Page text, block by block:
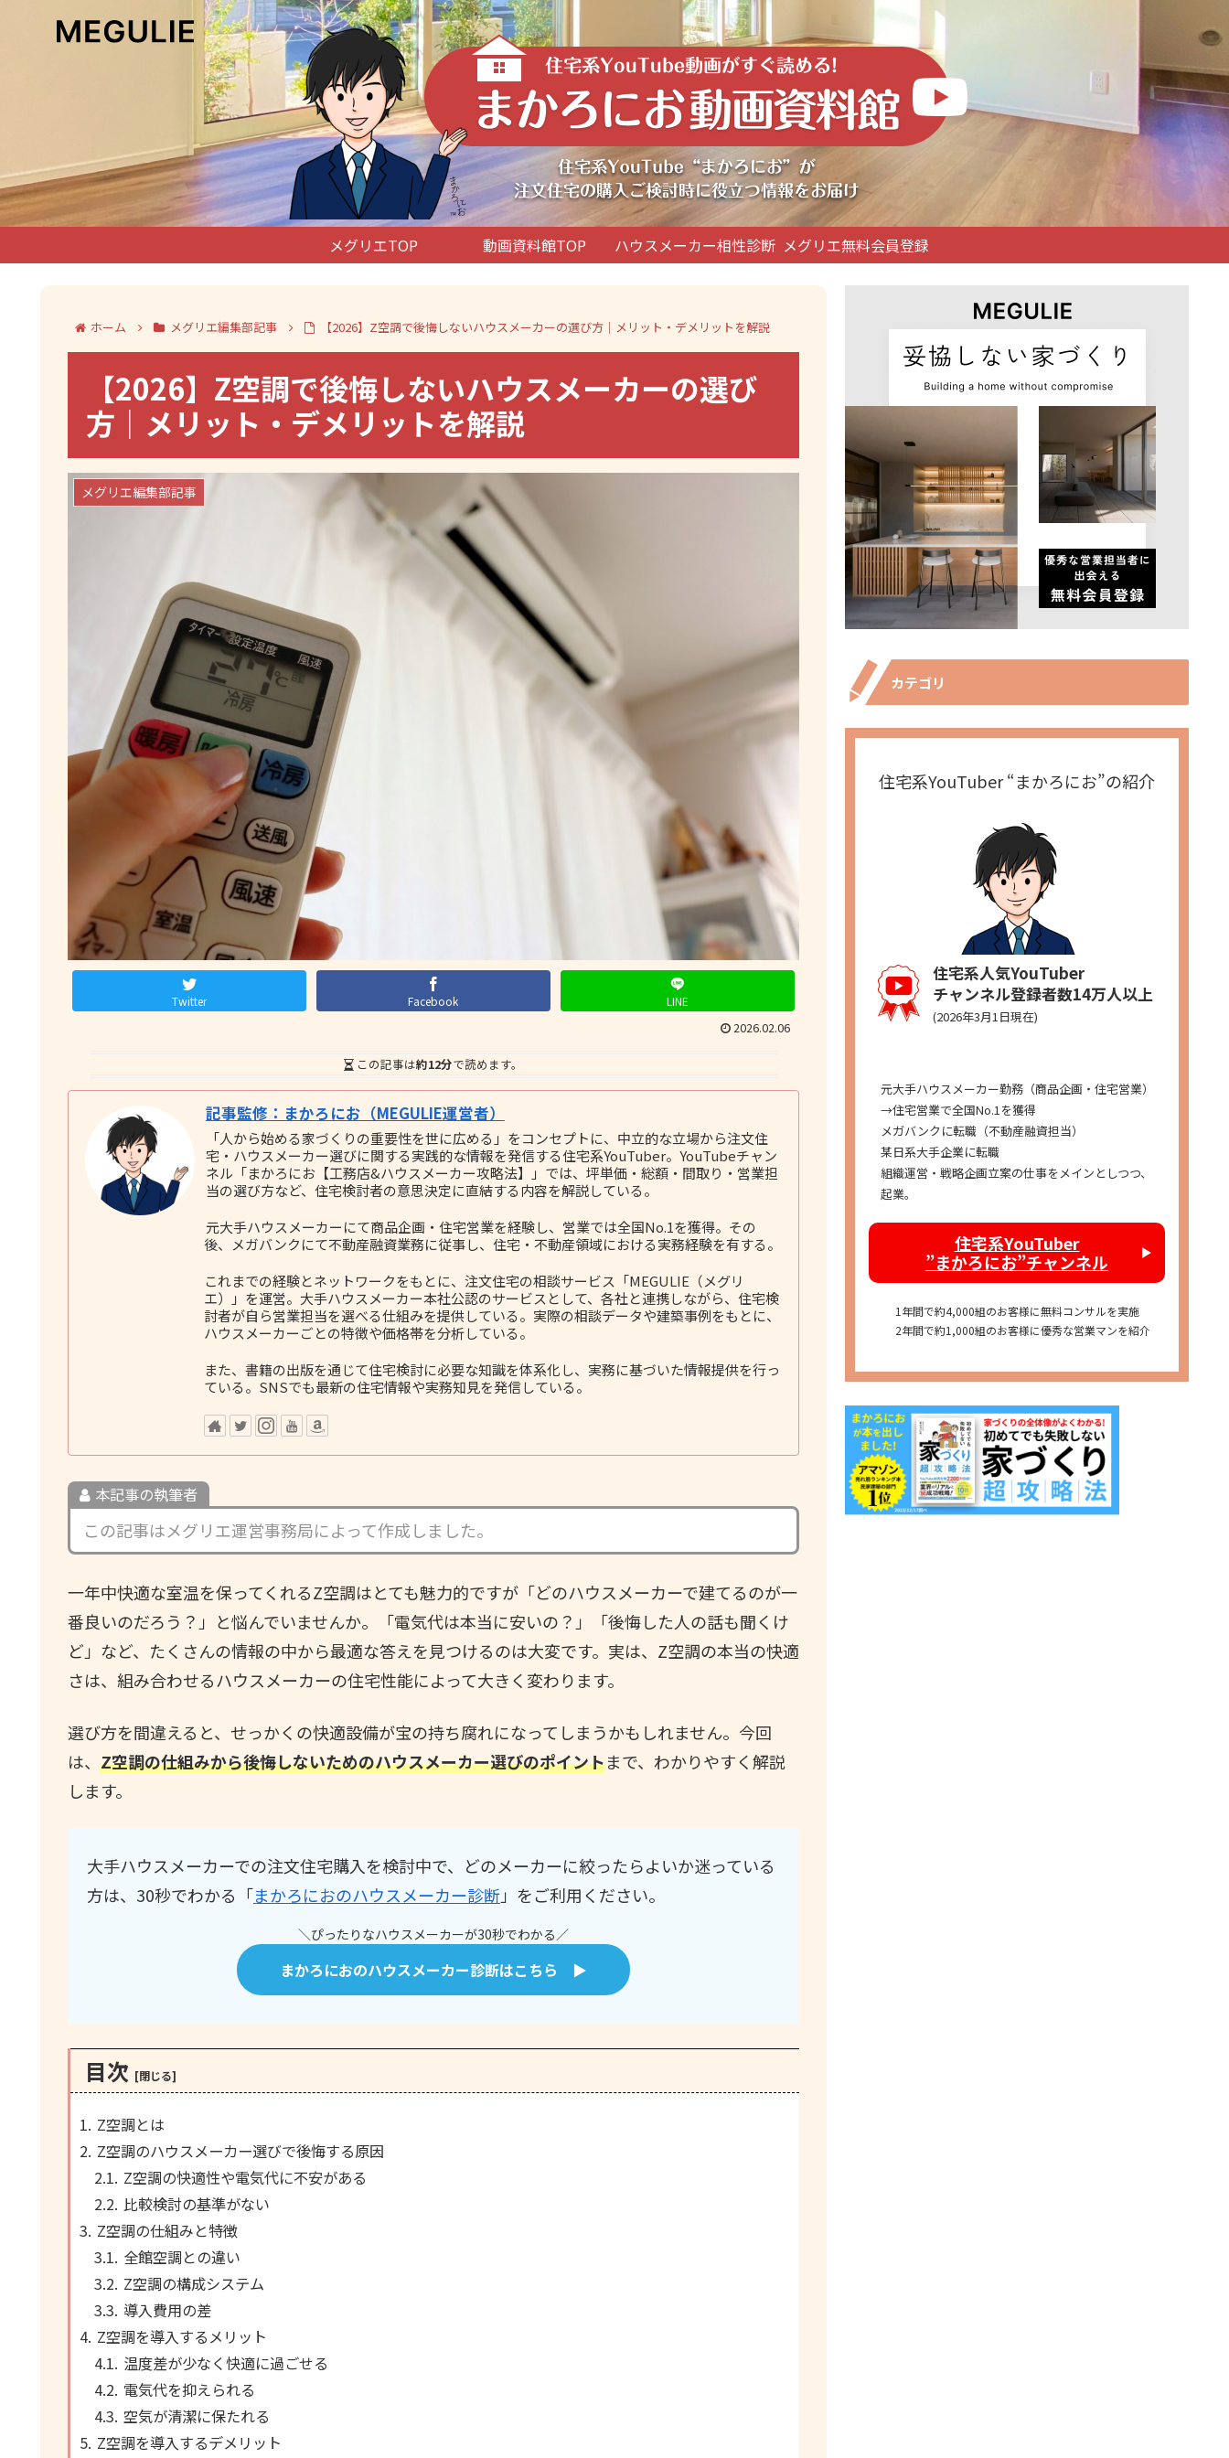
メグリエTOP 動画資料館TOP ハウスメーカー相性診断 メグリエ無料会員登録
ホーム メグリエ編集部記事 【2026】Z空調で後悔しないハウスメーカーの選び方｜メリット・デメリットを解説
【2026】Z空調で後悔しないハウスメーカーの選び
方｜メリット・デメリットを解説
メグリエ編集部記事
Twitter Facebook LINE
2026.02.06
この記事は約12分で読めます。
記事監修：まかろにお（MEGULIE運営者）
「人から始める家づくりの重要性を世に広める」をコンセプトに、中立的な立場から注文住
宅・ハウスメーカー選びに関する実践的な情報を発信する住宅系YouTuber。YouTubeチャン
ネル「まかろにお【工務店&ハウスメーカー攻略法】」では、坪単価・総額・間取り・営業担
当の選び方など、住宅検討者の意思決定に直結する内容を解説している。
元大手ハウスメーカーにて商品企画・住宅営業を経験し、営業では全国No.1を獲得。その
後、メガバンクにて不動産融資業務に従事し、住宅・不動産領域における実務経験を有する。
これまでの経験とネットワークをもとに、注文住宅の相談サービス「MEGULIE（メグリ
エ）」を運営。大手ハウスメーカー本社公認のサービスとして、各社と連携しながら、住宅検
討者が自ら営業担当を選べる仕組みを提供している。実際の相談データや建築事例をもとに、
ハウスメーカーごとの特徴や価格帯を分析している。
また、書籍の出版を通じて住宅検討に必要な知識を体系化し、実務に基づいた情報提供を行っ
ている。SNSでも最新の住宅情報や実務知見を発信している。
本記事の執筆者
この記事はメグリエ運営事務局によって作成しました。
一年中快適な室温を保ってくれるZ空調はとても魅力的ですが「どのハウスメーカーで建てるのが一
番良いのだろう？」と悩んでいませんか。「電気代は本当に安いの？」「後悔した人の話も聞くけ
ど」など、たくさんの情報の中から最適な答えを見つけるのは大変です。実は、Z空調の本当の快適
さは、組み合わせるハウスメーカーの住宅性能によって大きく変わります。
選び方を間違えると、せっかくの快適設備が宝の持ち腐れになってしまうかもしれません。今回
は、 Z空調の仕組みから後悔しないためのハウスメーカー選びのポイントまで、わかりやすく解説
します。
大手ハウスメーカーでの注文住宅購入を検討中で、どのメーカーに絞ったらよいか迷っている
方は、30秒でわかる「まかろにおのハウスメーカー診断」をご利用ください。
＼ぴったりなハウスメーカーが30秒でわかる／
まかろにおのハウスメーカー診断はこちら ▶
目次
Z空調とは
Z空調のハウスメーカー選びで後悔する原因
Z空調の快適性や電気代に不安がある
比較検討の基準がない
Z空調の仕組みと特徴
全館空調との違い
Z空調の構成システム
導入費用の差
Z空調を導入するメリット
温度差が少なく快適に過ごせる
電気代を抑えられる
空気が清潔に保たれる
Z空調を導入するデメリット
カテゴリ
住宅系YouTuber “まかろにお”の紹介
住宅系人気YouTuber
チャンネル登録者数14万人以上
(2026年3月1日現在)
元大手ハウスメーカー勤務（商品企画・住宅営業）
→住宅営業で全国No.1を獲得
メガバンクに転職（不動産融資担当）
某日系大手企業に転職
組織運営・戦略企画立案の仕事をメインとしつつ、
起業。
住宅系YouTuber
”まかろにお”チャンネル
1年間で約4,000組のお客様に無料コンサルを実施
2年間で約1,000組のお客様に優秀な営業マンを紹介